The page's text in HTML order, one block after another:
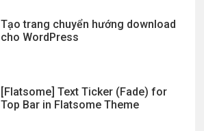
Tạo trang chuyển hướng download
cho WordPress
[Flatsome] Text Ticker (Fade) for
Top Bar in Flatsome Theme